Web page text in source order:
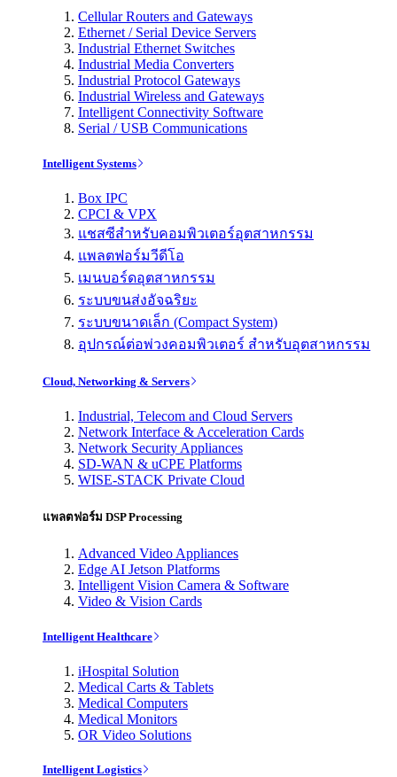
Cellular Routers and Gateways
Ethernet / Serial Device Servers
Industrial Ethernet Switches
Industrial Media Converters
Industrial Protocol Gateways
Industrial Wireless and Gateways
Intelligent Connectivity Software
Serial / USB Communications
Intelligent Systems
Box IPC
CPCI & VPX
แชสซีสำหรับคอมพิวเตอร์อุตสาหกรรม
แพลตฟอร์มวีดีโอ
เมนบอร์ดอุตสาหกรรม
ระบบขนส่งอัจฉริยะ
ระบบขนาดเล็ก (Compact System)
อุปกรณ์ต่อพ่วงคอมพิวเตอร์ สำหรับอุตสาหกรรม
Cloud, Networking & Servers
Industrial, Telecom and Cloud Servers
Network Interface & Acceleration Cards
Network Security Appliances
SD-WAN & uCPE Platforms
WISE-STACK Private Cloud
แพลตฟอร์ม DSP Processing
Advanced Video Appliances
Edge AI Jetson Platforms
Intelligent Vision Camera & Software
Video & Vision Cards
Intelligent Healthcare
iHospital Solution
Medical Carts & Tablets
Medical Computers
Medical Monitors
OR Video Solutions
Intelligent Logistics